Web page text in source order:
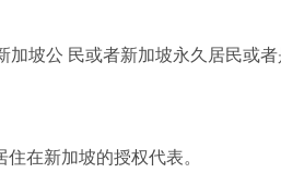
坡公 民或者新加坡永久居民或
在新加坡的授权代表。